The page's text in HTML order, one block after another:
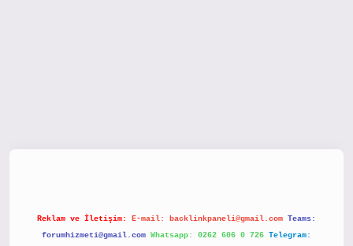
Reklam ve İletişim: E-mail: backlinkpaneli@gmail.com Teams:
forumhizmeti@gmail.com Whatsapp: 0262 606 0 726 Telegram: